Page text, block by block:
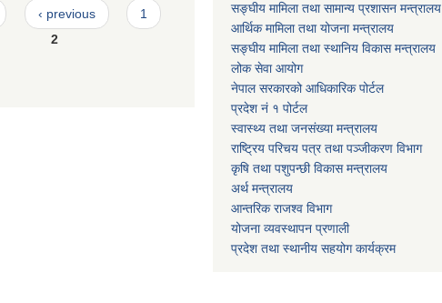
‹ previous
1
2
सङ्घीय मामिला तथा सामान्य प्रशासन मन्त्रालय
आर्थिक मामिला तथा योजना मन्त्रालय
सङ्घीय मामिला तथा स्थानिय विकास मन्त्रालय
लोक सेवा आयोग
नेपाल सरकारको आधिकारिक पोर्टल
प्रदेश नं १ पोर्टल
स्वास्थ्य तथा जनसंख्या मन्त्रालय
राष्ट्रिय परिचय पत्र तथा पञ्जीकरण विभाग
कृषि तथा पशुपन्छी विकास मन्त्रालय
अर्थ मन्त्रालय
आन्तरिक राजश्व विभाग
योजना व्यवस्थापन प्रणाली
प्रदेश तथा स्थानीय सहयोग कार्यक्रम